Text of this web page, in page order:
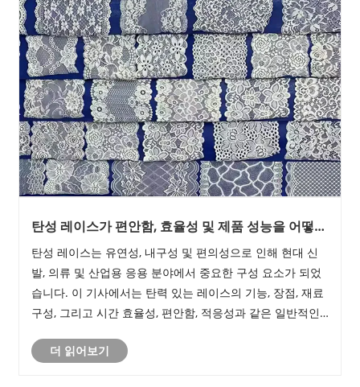
탄성 레이스가 편안함, 효율성 및 제품 성능을 어떻게
탄성 레이스는 유연성, 내구성 및 편의성으로 인해 현대 신
발, 의류 및 산업용 응용 분야에서 중요한 구성 요소가 되었
습니다. 이 기사에서는 탄력 있는 레이스의 기능, 장점, 재료
구성, 그리고 시간 효율성, 편안함, 적응성과 같은 일반적인
니다. 실용적인 통찰력, 구조화된 비교, 자주 묻는 질문이 포
더 읽어보기